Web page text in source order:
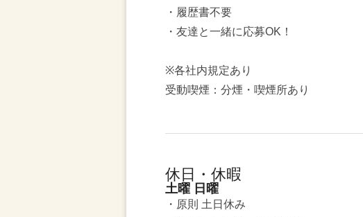
・履歴書不要
・友達と一緒に応募OK！
※各社内規定あり
受動喫煙：分煙・喫煙所あり
休日・休暇
土曜 日曜
・原則 土日休み